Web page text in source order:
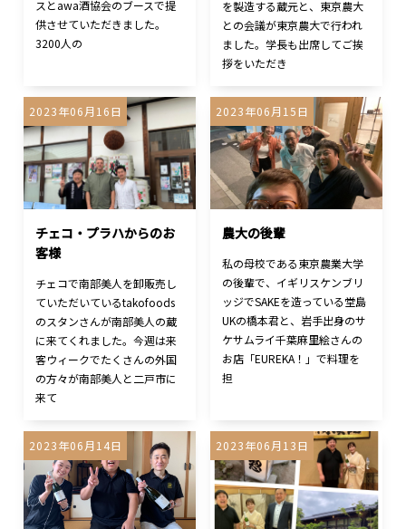
スとawa酒協会のブースで提
供させていただきました。
3200人の
を製造する蔵元と、東京農大
との会議が東京農大で行われ
ました。学長も出席してご挨
拶をいただき
2023年06月16日
チェコ・プラハからのお
客様
チェコで南部美人を卸販売し
ていただいているtakofoods
のスタンさんが南部美人の蔵
に来てくれました。今週は来
客ウィークでたくさんの外国
の方々が南部美人と二戸市に
来て
2023年06月15日
農大の後輩
私の母校である東京農業大学
の後輩で、イギリスケンブリ
ッジでSAKEを造っている堂島
UKの橋本君と、岩手出身のサ
ケサムライ千葉麻里絵さんの
お店「EUREKA！」で料理を
担
2023年06月14日 2023年06月13日